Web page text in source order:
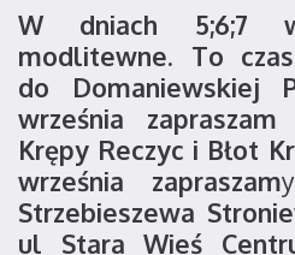
W dniach 5;6;7
modlitewne. To
do Domaniewskiej
września
Krępy Reczyc i Błot
września zapraszamy
Strzebieszewa
ul Stara Wieś